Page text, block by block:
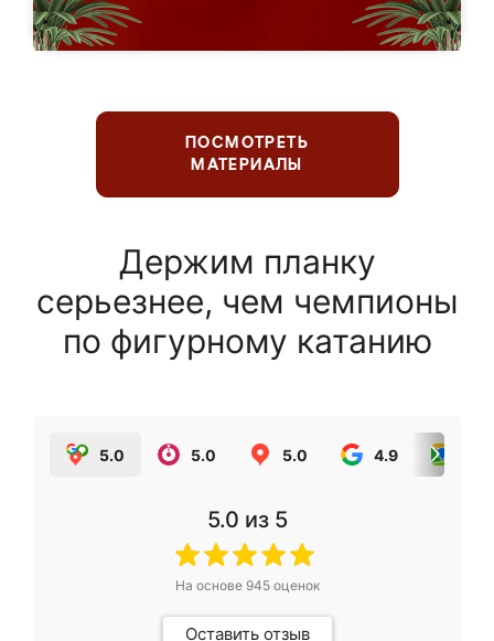
ПОСМОТРЕТЬ
МАТЕРИАЛЫ
Держим планку
серьезнее, чем чемпионы
по фигурному катанию
5.0 5.0 5.0 4.9
5.0 из 5
На основе 945оценок
Оставить отзыв